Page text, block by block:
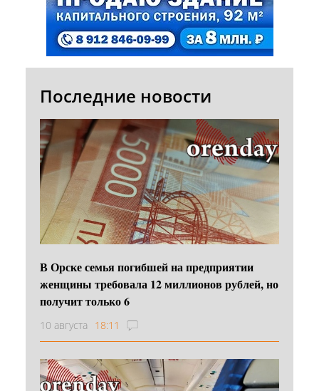
Последние новости
В Орске семья погибшей на предприятии
женщины требовала 12 миллионов рублей, но
получит только 6
10 августа 18:11